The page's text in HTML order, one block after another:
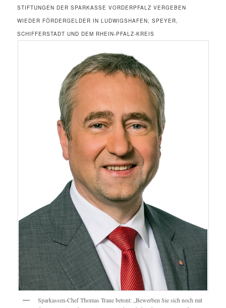
STIFTUNGEN DER SPARKASSE VORDERPFALZ VERGEBEN
WIEDER FÖRDERGELDER IN LUDWIGSHAFEN, SPEYER,
SCHIFFERSTADT UND DEM RHEIN-PFALZ-KREIS
Sparkassen-Chef Thomas Traue betont: „Bewerben Sie sich noch mit